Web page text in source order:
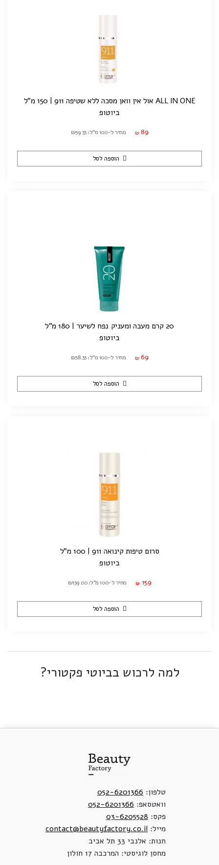
ALL IN ONE אול אין וואן מסכה ללא שטיפה 911 | 150 מ"ל
ביוטופ
₪ 89 מחיר ל-100 מ"ל: ₪59.33
הוספה לסל
20 קרם מעבה ומעניק נפח לשיער | 180 מ"ל
ביוטופ
₪ 69 מחיר ל-100 מ"ל: ₪38.33
הוספה לסל
סרום טיפות קינואה 911 | 100 מ"ל
ביוטופ
₪ 159 מחיר ל-100 מ"ל: ₪159.00
הוספה לסל
למה לרכוש בביוטי פקטורי?
טלפון: 052-6201366
וואטסאפ: 052-6201366
פקס: 03-6205528
מייל: contact@beautyfactory.co.il
חנות: אלנבי 33 תל אביב
מחסן לוגיסטי: המרכבה 17 חולון